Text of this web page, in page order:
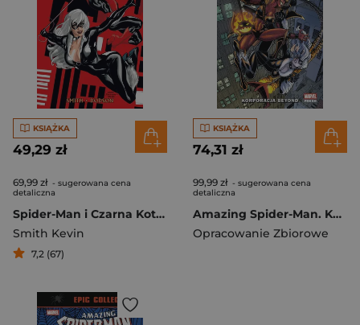
KSIĄŻKA
49,29 zł
69,99 zł - sugerowana cena
detaliczna
Spider-Man i Czarna Kotka Zło które ludzie czynią
Smith Kevin
7,2 (67)
KSIĄŻKA
74,31 zł
99,99 zł - sugerowana cena
detaliczna
Amazing Spider-Man. Korporacja Beyond. Tom 2
Opracowanie Zbiorowe